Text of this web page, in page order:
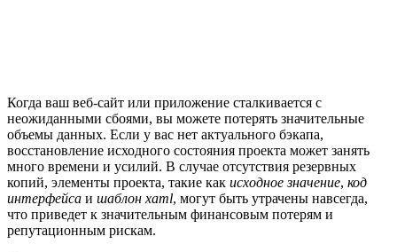
Когда ваш веб-сайт или приложение сталкивается с
неожиданными сбоями, вы можете потерять значительные
объемы данных. Если у вас нет актуального бэкапа,
восстановление исходного состояния проекта может занять
много времени и усилий. В случае отсутствия резервных
копий, элементы проекта, такие как исходное значение, код
интерфейса и шаблон xaml, могут быть утрачены навсегда,
что приведет к значительным финансовым потерям и
репутационным рискам.